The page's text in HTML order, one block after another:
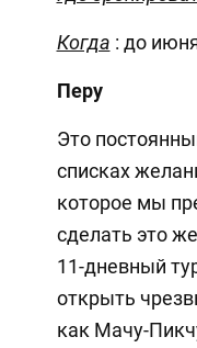
Когда : до
Перу
Это
списках
которое мы
сделать это
11-дневный
открыть
как Мачу-